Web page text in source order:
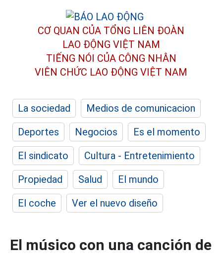
CƠ QUAN CỦA TỔNG LIÊN ĐOÀN
LAO ĐỘNG VIỆT NAM
TIẾNG NÓI CỦA CÔNG NHÂN
VIÊN CHỨC LAO ĐỘNG VIỆT NAM
La sociedad
Medios de comunicacion
Deportes
Negocios
Es el momento
El sindicato
Cultura - Entretenimiento
Propiedad
Salud
El mundo
El coche
Ver el nuevo diseño
El músico con una canción de